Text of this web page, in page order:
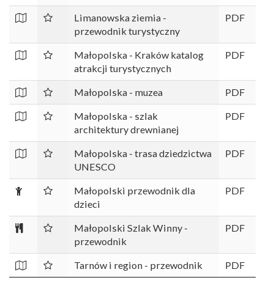
Limanowska ziemia -
przewodnik turystyczny
PDF
Małopolska - Kraków katalog
atrakcji turystycznych
PDF
Małopolska - muzea PDF
Małopolska - szlak
architektury drewnianej
PDF
Małopolska - trasa dziedzictwa
UNESCO
PDF
Małopolski przewodnik dla
dzieci
PDF
Małopolski Szlak Winny -
przewodnik
PDF
Tarnów i region - przewodnik PDF